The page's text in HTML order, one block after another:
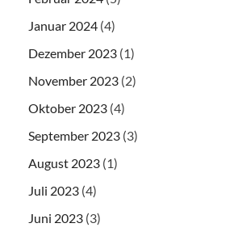
Januar 2024 (4)
Dezember 2023 (1)
November 2023 (2)
Oktober 2023 (4)
September 2023 (3)
August 2023 (1)
Juli 2023 (4)
Juni 2023 (3)